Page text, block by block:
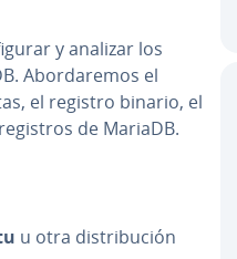
y analizar los
Abo­r­da­re­mos el
el registro binario, el
de MariaDB.
u otra di­s­tri­bu­ción